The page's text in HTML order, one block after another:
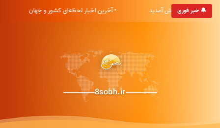
🔔 خبر فوری
خبری هشت صبح خوش آمدید • آخرین اخبار لحظه‌ای کشور و جهان
8sobh.ir